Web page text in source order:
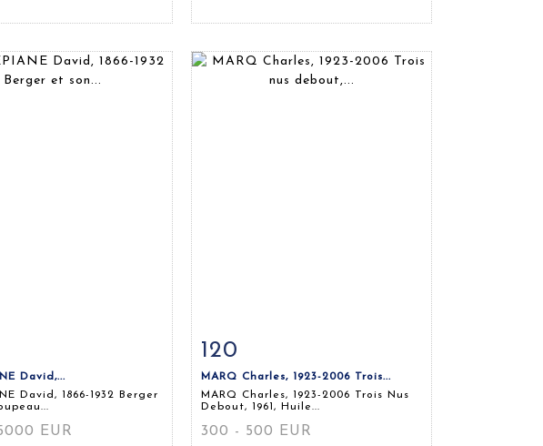
David,...
David, 1866-1932 Berger
EUR
Fiche détaillée
120
MARQ Charles, 1923-2006 Trois...
MARQ Charles, 1923-2006 Trois Nus
Debout, 1961, Huile...
300 - 500 EUR